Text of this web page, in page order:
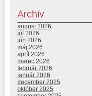
Archív
august 2026
júl 2026
jún 2026
máj 2026
apríl 2026
marec 2026
február 2026
január 2026
december 2025
október 2025